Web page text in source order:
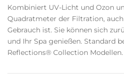
Kombiniert UV-Licht und Ozon
Quadratmeter der Filtration,
Gebrauch ist. Sie können sich
und Ihr Spa genießen. Standard
Reflections® Collection Modellen.